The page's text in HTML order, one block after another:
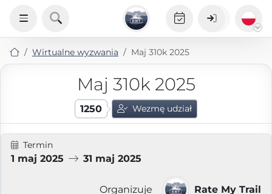
Wirtualne wyzwania Maj 310k 2025
Maj 310k 2025
1250 Wezmę udział
Termin
1 maj 2025 31 maj 2025
Organizuje Rate My Trail